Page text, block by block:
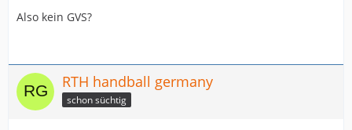
Also kein GVS?
RTH handball germany
schon süchtig